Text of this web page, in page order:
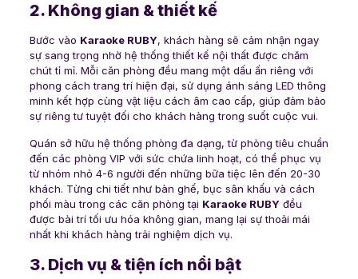
2. Không gian & thiết kế
Bước vào Karaoke RUBY, khách hàng sẽ cảm nhận ngay
sự sang trọng nhờ hệ thống thiết kế nội thất được chăm
chút tỉ mỉ. Mỗi căn phòng đều mang một dấu ấn riêng với
phong cách trang trí hiện đại, sử dụng ánh sáng LED thông
minh kết hợp cùng vật liệu cách âm cao cấp, giúp đảm bảo
sự riêng tư tuyệt đối cho khách hàng trong suốt cuộc vui.
Quán sở hữu hệ thống phòng đa dạng, từ phòng tiêu chuẩn
đến các phòng VIP với sức chứa linh hoạt, có thể phục vụ
từ nhóm nhỏ 4-6 người đến những bữa tiệc lên đến 20-30
khách. Từng chi tiết như bàn ghế, bục sân khấu và cách
phối màu trong các căn phòng tại Karaoke RUBYđều
được bài trí tối ưu hóa không gian, mang lại sự thoải mái
nhất khi khách hàng trải nghiệm dịch vụ.
3. Dịch vụ & tiện ích nổi bật